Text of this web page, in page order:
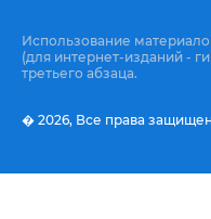
Использование
(для интернет-изданий -
третьего абзаца.
� 2026, Все права